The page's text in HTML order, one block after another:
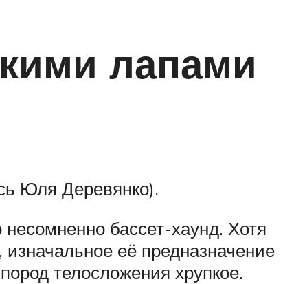
лапами
Юля Деревянко).
бассет-хаунд. Хотя
её предназначение
телосложения хрупкое.